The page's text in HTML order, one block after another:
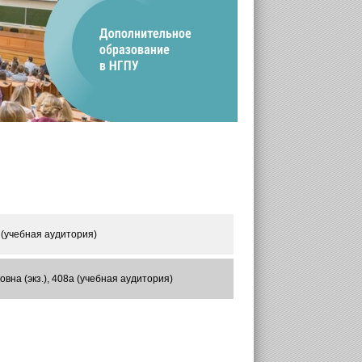
аудитория)
(экз.), 408а (учебная аудитория)